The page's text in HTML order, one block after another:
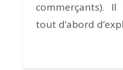
commerçants).
tout d’abord